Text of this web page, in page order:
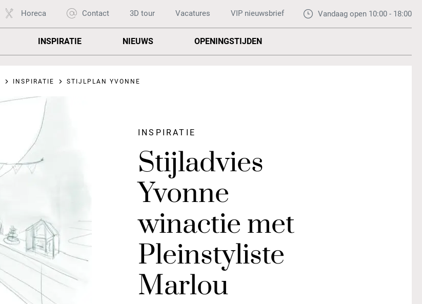
Horeca Contact 3D tour Vacatures VIP nieuwsbrief Vandaag open 10:00 - 18:00
INSPIRATIE NIEUWS OPENINGSTIJDEN
INSPIRATIE STIJLPLAN YVONNE
INSPIRATIE
Stijladvies
Yvonne
winactie met
Pleinstyliste
Marlou